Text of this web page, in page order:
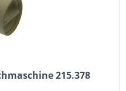
215.378